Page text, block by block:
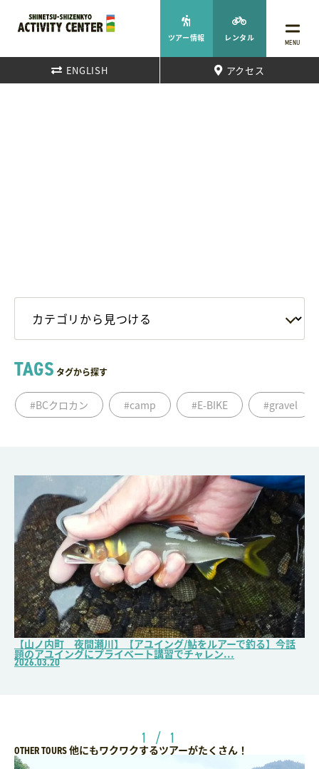
MENU
ツアー情報 レンタル
ENGLISH アクセス
TAGS タグから探す
#BCクロカン #camp #E-BIKE #gravel
【山ノ内町 夜間瀬川】【アユイング/鮎をルアーで釣る】今話
題のアユイングにプライベート講習でチャレン...
2026.03.20
1 / 1
OTHER TOURS他にもワクワクするツアーがたくさん！